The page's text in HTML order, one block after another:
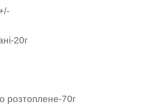
20г
розтоплене-70г